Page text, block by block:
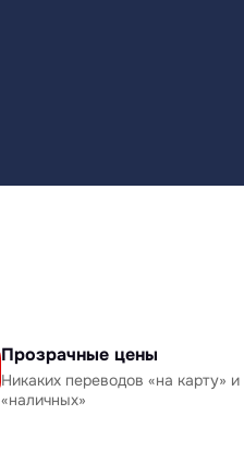
Прозрачные цены
Никаких переводов «на карту» и
«наличных»